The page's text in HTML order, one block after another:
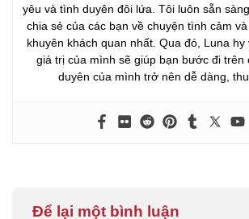
yêu và tình duyên đôi lứa. Tôi luôn sẵn
chia sẻ của các bạn về chuyện tình cảm
khuyên khách quan nhất. Qua đó, Luna
giá trị của mình sẽ giúp bạn bước đi trên
duyên của mình trở nên dễ dàng,
Để lại một bình luận